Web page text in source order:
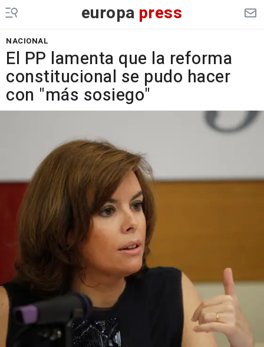
europa press
NACIONAL
El PP lamenta que la reforma
constitucional se pudo hacer
con "más sosiego"